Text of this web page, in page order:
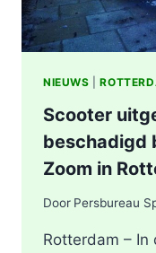
NIEUWS |
Scooter
beschadigd
Zoom in
Door Persbureau
Rotterdam –